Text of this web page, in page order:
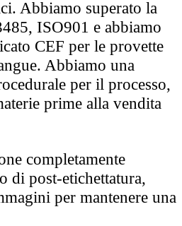
Abbiamo superato la
ISO901 e abbiamo
CEF per le provette
Abbiamo una
per il processo,
prime alla vendita
completamente
di post-etichettatura,
per mantenere una